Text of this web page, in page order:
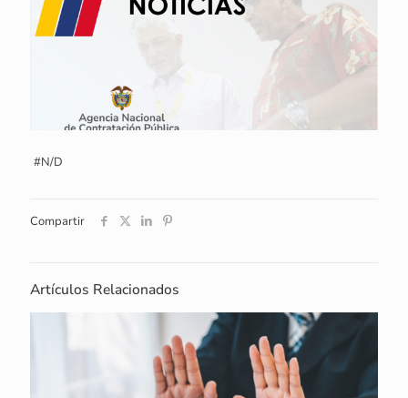
#N/D
Compartir
Artículos Relacionados